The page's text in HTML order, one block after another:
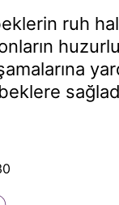
ruh